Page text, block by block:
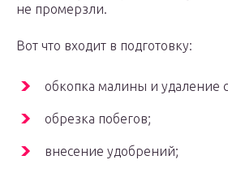
не промерзли.
Вот что входит в подготовку:
обкопка малины и удаление
обрезка побегов;
внесение удобрений;